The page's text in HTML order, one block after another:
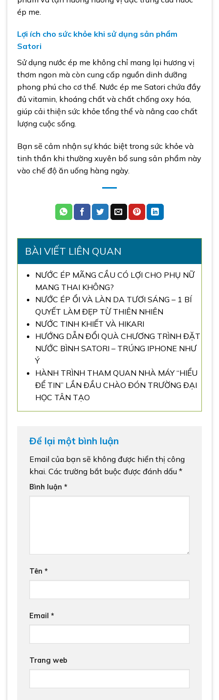
ép me.
Lợi ích cho sức khỏe khi sử dụng sản phẩm
Satori
Sử dụng nước ép me không chỉ mang lại hương vị
thơm ngon mà còn cung cấp nguồn dinh dưỡng
phong phú cho cơ thể. Nước ép me Satori chứa đầy
đủ vitamin, khoáng chất và chất chống oxy hóa,
giúp cải thiện sức khỏe tổng thể và nâng cao chất
lượng cuộc sống.
Bạn sẽ cảm nhận sự khác biệt trong sức khỏe và
tinh thần khi thường xuyên bổ sung sản phẩm này
vào chế độ ăn uống hàng ngày.
BÀI VIẾT LIÊN QUAN
NƯỚC ÉP MÃNG CẦU CÓ LỢI CHO PHỤ NỮ
MANG THAI KHÔNG?
NƯỚC ÉP ỔI VÀ LÀN DA TƯƠI SÁNG – 1 BÍ
QUYẾT LÀM ĐẸP TỪ THIÊN NHIÊN
NƯỚC TINH KHIẾT VÀ HIKARI
HƯỚNG DẪN ĐỔI QUÀ CHƯƠNG TRÌNH ĐẶT
NƯỚC BÌNH SATORI – TRÚNG IPHONE NHƯ
Ý
HÀNH TRÌNH THAM QUAN NHÀ MÁY “HIỂU
ĐỂ TIN” LẦN ĐẦU CHÀO ĐÓN TRƯỜNG ĐẠI
HỌC TÂN TẠO
Để lại một bình luận
Email của bạn sẽ không được hiển thị công
khai. Các trường bắt buộc được đánh dấu *
Bình luận *
Tên *
Email *
Trang web